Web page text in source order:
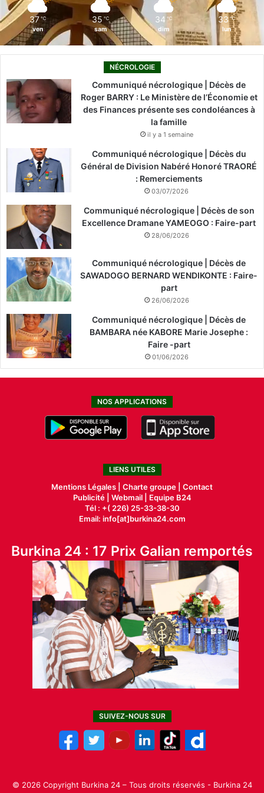
37 ℃
ven
35 ℃
sam
34 ℃
dim
33 ℃
lun
NÉCROLOGIE
Communiqué nécrologique | Décès de
Roger BARRY : Le Ministère de l’Économie et
des Finances présente ses condoléances à
la famille
il y a 1 semaine
Communiqué nécrologique | Décès du
Général de Division Nabéré Honoré TRAORÉ
: Remerciements
03/07/2026
Communiqué nécrologique | Décès de son
Excellence Dramane YAMEOGO : Faire-part
28/06/2026
Communiqué nécrologique | Décès de
SAWADOGO BERNARD WENDIKONTE : Faire-
part
26/06/2026
Communiqué nécrologique | Décès de
BAMBARA née KABORE Marie Josephe :
Faire -part
01/06/2026
NOS APPLICATIONS
LIENS UTILES
Mentions Légales | Charte groupe | Contact
Publicité| Webmail |
Equipe B24
Tél : +( 226) 25-33-38-30
Email: info[at]burkina24.com
Burkina 24 : 17 Prix Galian remportés
SUIVEZ-NOUS SUR
© 2026 Copyright Burkina 24 – Tous droits réservés - Burkina 24